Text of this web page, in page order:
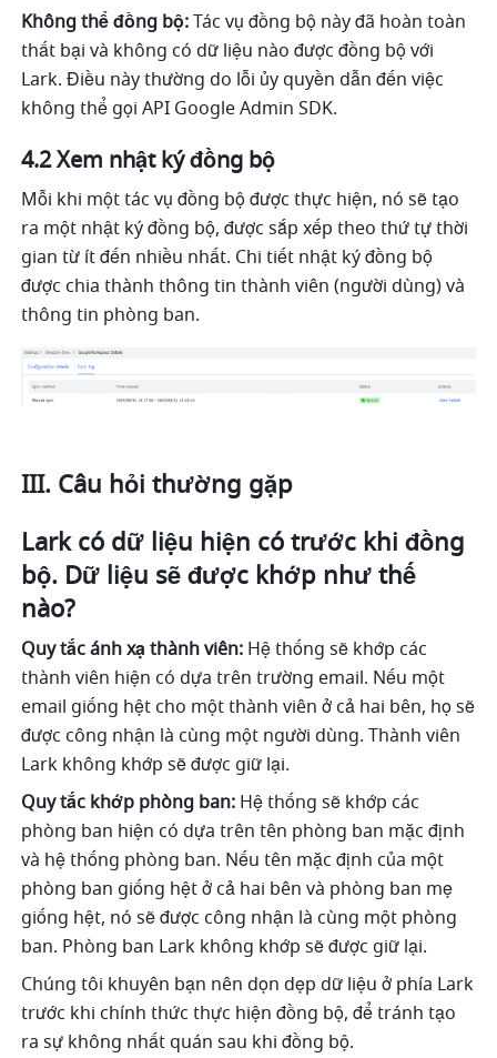
Không thể đồng bộ: Tác vụ đồng bộ này đã hoàn toàn
thất bại và không có dữ liệu nào được đồng bộ với
Lark. Điều này thường do lỗi ủy quyền dẫn đến việc
không thể gọi API Google Admin SDK.
4.2 Xem nhật ký đồng bộ
Mỗi khi một tác vụ đồng bộ được thực hiện, nó sẽ tạo
ra một nhật ký đồng bộ, được sắp xếp theo thứ tự thời
gian từ ít đến nhiều nhất. Chi tiết nhật ký đồng bộ
được chia thành thông tin thành viên (người dùng) và
thông tin phòng ban.
III. Câu hỏi thường gặp
Lark có dữ liệu hiện có trước khi đồng
bộ. Dữ liệu sẽ được khớp như thế
nào?
Quy tắc ánh xạ thành viên: Hệ thống sẽ khớp các
thành viên hiện có dựa trên trường email. Nếu một
email giống hệt cho một thành viên ở cả hai bên, họ sẽ
được công nhận là cùng một người dùng. Thành viên
Lark không khớp sẽ được giữ lại.
Quy tắc khớp phòng ban: Hệ thống sẽ khớp các
phòng ban hiện có dựa trên tên phòng ban mặc định
và hệ thống phòng ban. Nếu tên mặc định của một
phòng ban giống hệt ở cả hai bên và phòng ban mẹ
giống hệt, nó sẽ được công nhận là cùng một phòng
ban. Phòng ban Lark không khớp sẽ được giữ lại.
Chúng tôi khuyên bạn nên dọn dẹp dữ liệu ở phía Lark
trước khi chính thức thực hiện đồng bộ, để tránh tạo
ra sự không nhất quán sau khi đồng bộ.